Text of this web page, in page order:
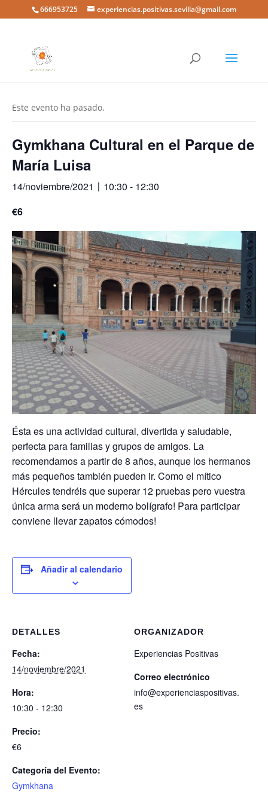
666953725 experiencias.positivas.sevilla@gmail.com
Este evento ha pasado.
Gymkhana Cultural en el Parque de
María Luisa
14/noviembre/2021〡10:30 - 12:30
€6
Ésta es una actividad cultural, divertida y saludable,
perfecta para familias y grupos de amigos. La
recomendamos a partir de 8 años, aunque los hermanos
más pequeños también pueden ir. Como el mítico
Hércules tendréis que superar 12 pruebas pero vuestra
única arma será un moderno bolígrafo! Para participar
conviene llevar zapatos cómodos!
Añadir al calendario
DETALLES
Fecha:
14/noviembre/2021
Hora:
10:30 - 12:30
Precio:
€6
Categoría del Evento:
Gymkhana
ORGANIZADOR
Experiencias Positivas
Correo electrónico
info@experienciaspositivas.
es